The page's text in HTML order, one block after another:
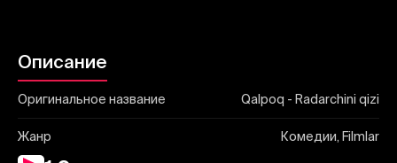
Описание
Оригинальное название Qalpoq - Radarchini qizi
Жанр Комедии, Filmlar